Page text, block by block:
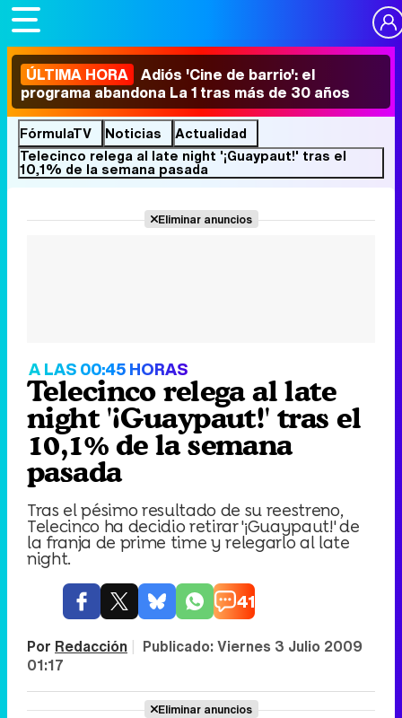
ÚLTIMA HORA Adiós 'Cine de barrio': el
programa abandona La 1 tras más de 30 años
FórmulaTV Noticias
Actualidad
Telecinco relega al late night '¡Guaypaut!' tras el
10,1% de la semana pasada
Eliminar anuncios
A LAS 00:45 HORAS
Telecinco relega al late
night '¡Guaypaut!' tras el
10,1% de la semana
pasada
Tras el pésimo resultado de su reestreno,
Telecinco ha decidio retirar '¡Guaypaut!' de
la franja de prime time y relegarlo al late
night.
41
Por Redacción | Publicado:Viernes 3 Julio 2009
01:17
Eliminar anuncios